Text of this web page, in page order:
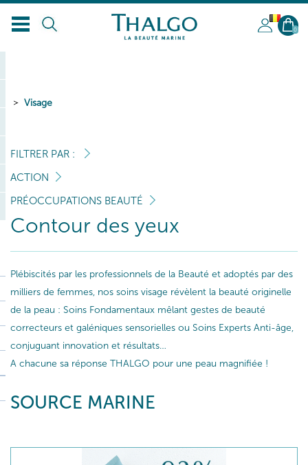
BL
0
Visage
FILTRER PAR :
ACTION
PRÉOCCUPATIONS BEAUTÉ
Contour des yeux
Plébiscités par les professionnels de la Beauté et adoptés par des
milliers de femmes, nos soins visage révèlent la beauté originelle
de la peau : Soins Fondamentaux mêlant gestes de beauté
correcteurs et galéniques sensorielles ou Soins Experts Anti-âge,
conjuguant innovation et résultats…
A chacune sa réponse THALGO pour une peau magnifiée !
SOURCE MARINE